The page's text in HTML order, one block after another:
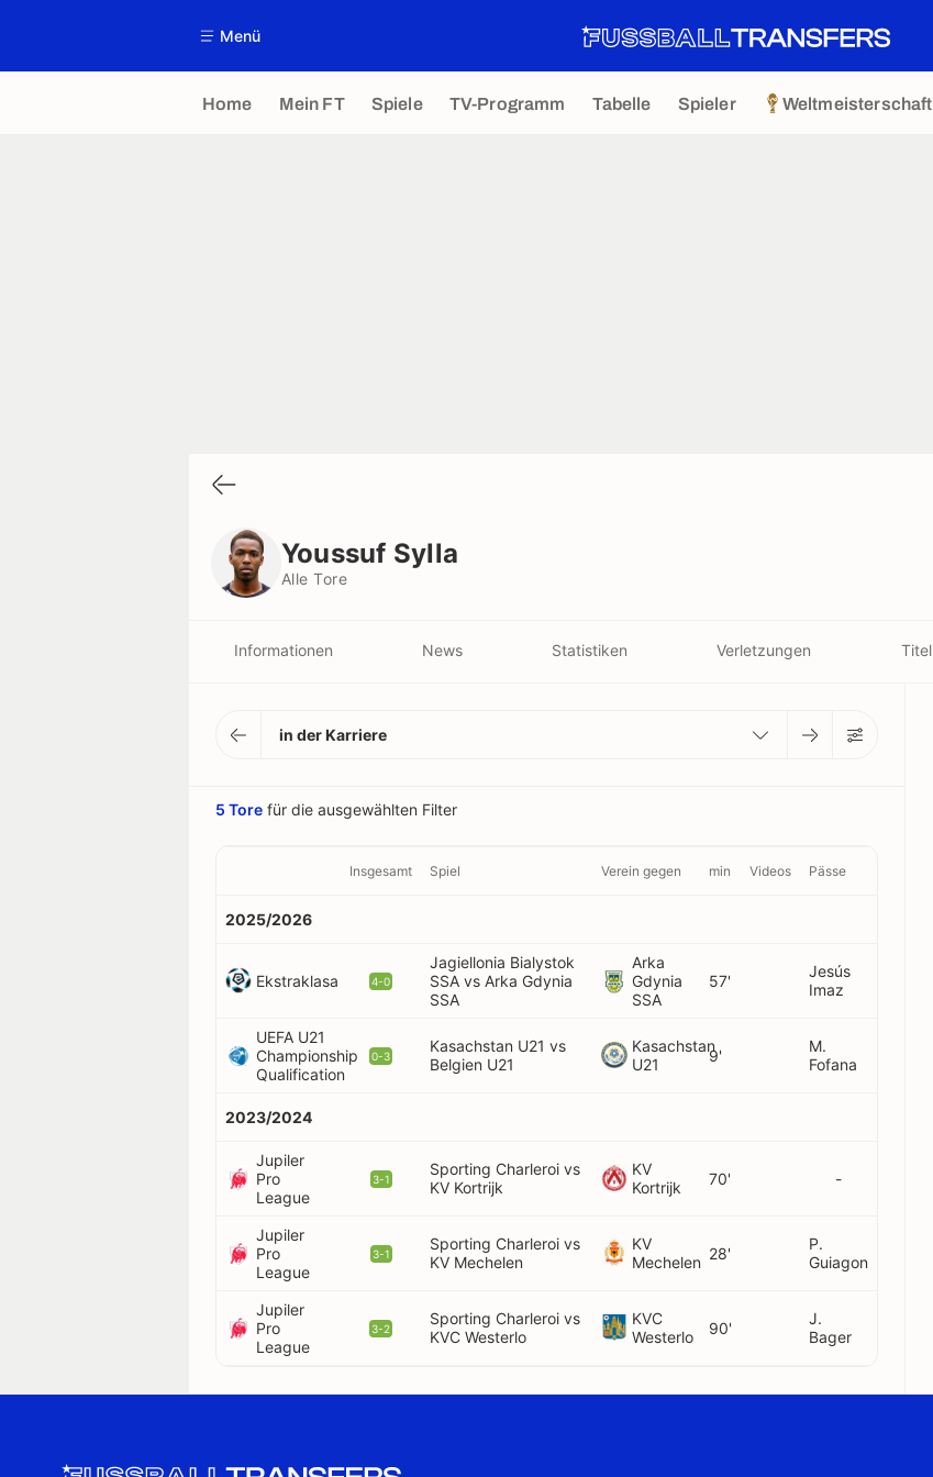
Menü
Home Mein FT Spiele TV-Programm Tabelle Spieler Weltmeisterschaft
Youssuf Sylla
Alle Tore
Informationen News Statistiken Verletzungen Titel
in der Karriere
5 Tore für die ausgewählten Filter
Insgesamt Spiel Verein gegen min Videos Pässe
2025/2026
Ekstraklasa 4-0
Jagiellonia Bialystok
SSA vs Arka Gdynia
SSA
Arka
Gdynia
SSA
57'
Jesús
Imaz
UEFA U21
Championship
Qualification
0-3
Kasachstan U21 vs
Belgien U21
Kasachstan
U21
9'
M.
Fofana
2023/2024
Jupiler
Pro
League
3-1
Sporting Charleroi vs
KV Kortrijk
KV
Kortrijk
70' -
Jupiler
Pro
League
3-1
Sporting Charleroi vs
KV Mechelen
KV
Mechelen 28'
P.
Guiagon
Jupiler
Pro
League
3-2
Sporting Charleroi vs
KVC Westerlo
KVC
Westerlo
90'
J.
Bager